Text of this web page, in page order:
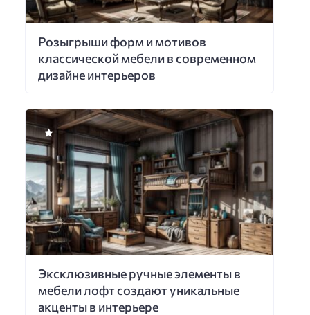
Розыгрыши форм и мотивов
классической мебели в современном
дизайне интерьеров
Эксклюзивные ручные элементы в
мебели лофт создают уникальные
акценты в интерьере